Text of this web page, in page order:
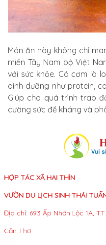
Món ăn này không chỉ
miền Tây Nam bộ Việt
với sức khỏe. Cá cơm là
dinh dưỡng như protein,
Giúp cho quá trình trao
cường sức đề kháng và
HỢP TÁC XÃ HAI THÌN
VƯỜN DU LỊCH SINH THÁI
Địa chỉ: 693 Ấp Nhơn Lộc 1A,
Cần Thơ